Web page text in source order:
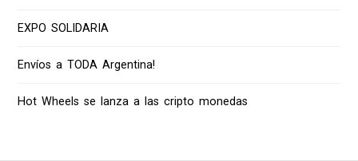
EXPO SOLIDARIA
Envíos a TODA Argentina!
Hot Wheels se lanza a las cripto monedas